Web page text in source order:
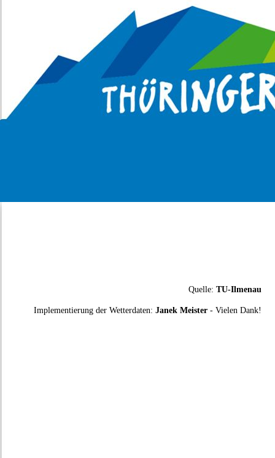
Quelle: TU-Ilmenau
Implementierung der Wetterdaten: Janek Meister- Vielen Dank!